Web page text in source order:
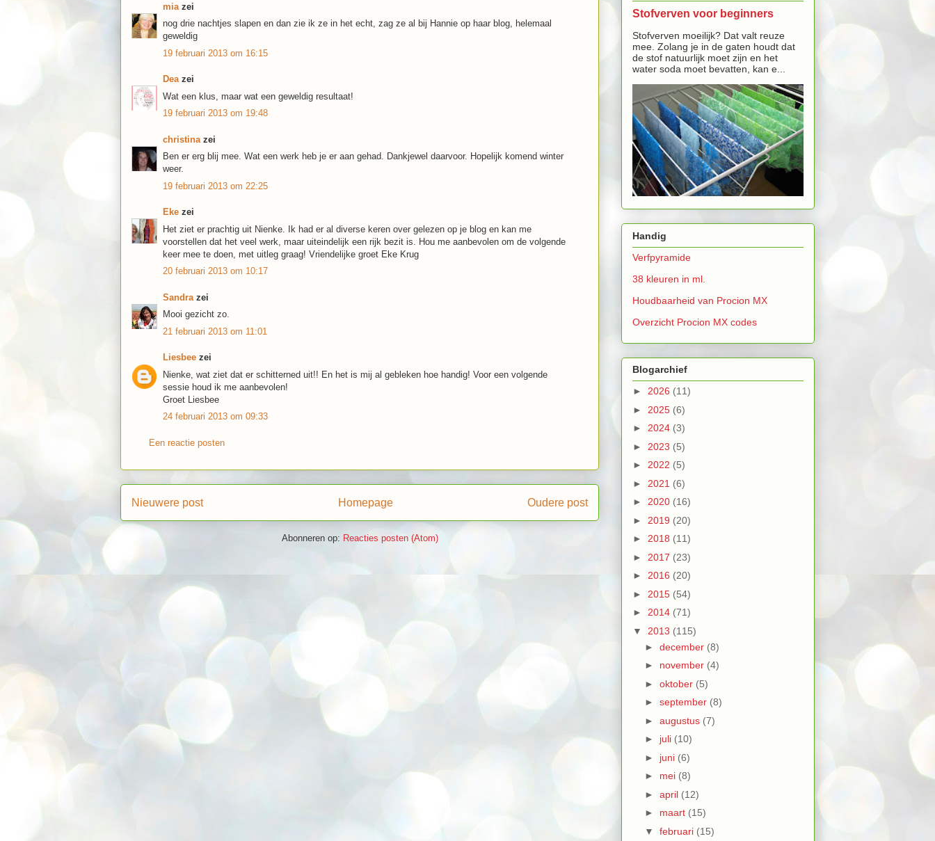
mia zei
nog drie nachtjes slapen en dan zie ik ze in het echt, zag ze al bij Hannie op haar blog, helemaal
geweldig
19 februari 2013 om 16:15
Deazei
Wat een klus, maar wat een geweldig resultaat!
19 februari 2013 om 19:48
christina zei
Ben er erg blij mee. Wat een werk heb je er aan gehad. Dankjewel daarvoor. Hopelijk komend winter
weer.
19 februari 2013 om 22:25
Eke zei
Het ziet er prachtig uit Nienke. Ik had er al diverse keren over gelezen op je blog en kan me
voorstellen dat het veel werk, maar uiteindelijk een rijk bezit is. Hou me aanbevolen om de volgende
keer mee te doen, met uitleg graag! Vriendelijke groet Eke Krug
20 februari 2013 om 10:17
Sandra zei
Mooi gezicht zo.
21 februari 2013 om 11:01
Liesbee zei
Nienke, wat ziet dat er schitterned uit!! En het is mij al gebleken hoe handig! Voor een volgende
sessie houd ik me aanbevolen!
Groet Liesbee
24 februari 2013 om 09:33
Een reactie posten
Nieuwere post Oudere post
Homepage
Abonneren op: Reacties posten (Atom)
Stofverven voor beginners
Stofverven moeilijk? Dat valt reuze
mee. Zolang je in de gaten houdt dat
de stof natuurlijk moet zijn en het
water soda moet bevatten, kan e...
Handig
Verfpyramide
38 kleuren in ml.
Houdbaarheid van Procion MX
Overzicht Procion MX codes
Blogarchief
► 2026 (11)
► 2025 (6)
► 2024 (3)
► 2023 (5)
► 2022 (5)
► 2021 (6)
► 2020 (16)
► 2019 (20)
► 2018 (11)
► 2017 (23)
► 2016 (20)
► 2015 (54)
► 2014 (71)
▼ 2013 (115)
► december (8)
► november (4)
► oktober (5)
► september (8)
► augustus (7)
► juli (10)
► juni (6)
► mei (8)
► april (12)
► maart (15)
▼ februari (15)